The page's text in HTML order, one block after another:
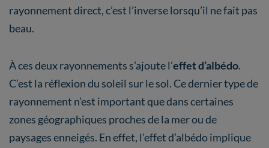
rayonnement direct, c’est l’inverse lorsqu’il ne fait pas
beau.
À ces deux rayonnements s’ajoute l’effet d’albédo.
C’est la réflexion du soleil sur le sol. Ce dernier type de
rayonnement n’est important que dans certaines
zones géographiques proches de la mer ou de
paysages enneigés. En effet, l’effet d’albédo implique